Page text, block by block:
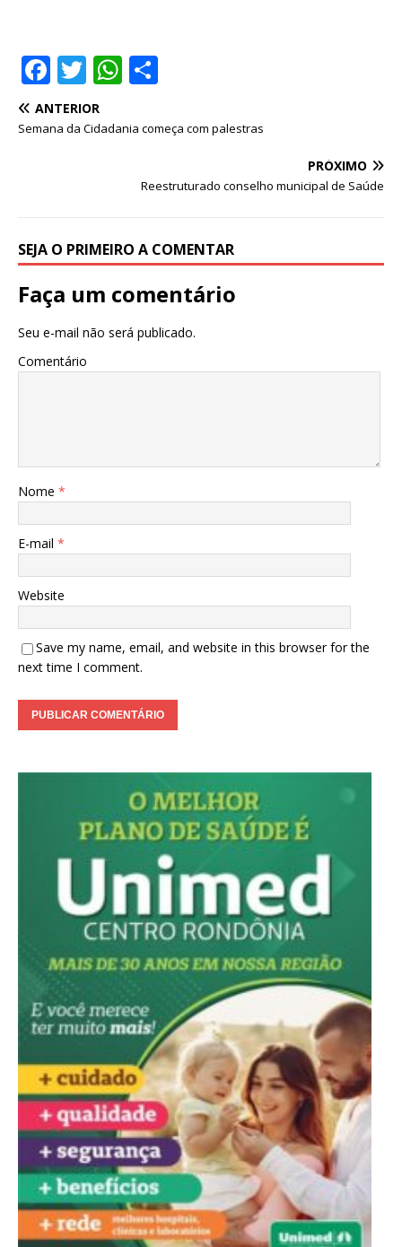
F
a
c
o
k
T
w
it
W
at
p
ar
ANTERIOR
Semana da Cidadania começa com palestras
PRÓXIMO
Reestruturado conselho municipal de Saúde
SEJA O PRIMEIRO A COMENTAR
Faça um comentário
Seu e-mail não será publicado.
Comentário
Nome *
E-mail *
Website
Save my name, email, and website in this browser for the
next time I comment.